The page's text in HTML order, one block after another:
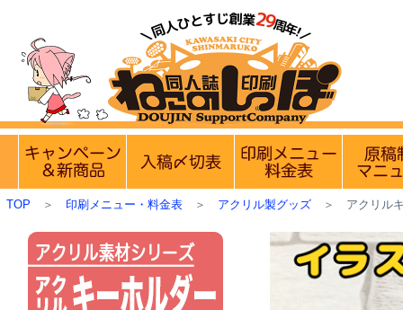
せ】 8月9日(日)は定休日です。8月10日(月)は月曜日です
TOP ＞ 印刷メニュー・料金表＞ アクリル製グッズ＞ アクリル